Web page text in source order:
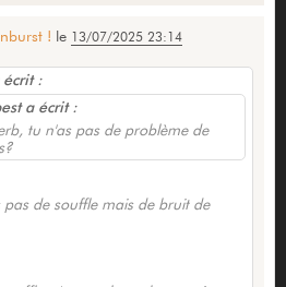
! le 13/07/2025 23:14
écrit :
a écrit :
tu n'as pas de problème de
pas de souffle mais de bruit de